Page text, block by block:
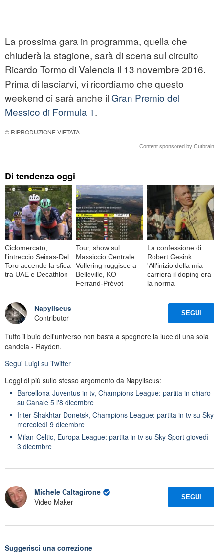
La prossima gara in programma, quella che
chiuderà la stagione, sarà di scena sul circuito
Ricardo Tormo di Valencia il 13 novembre 2016.
Prima di lasciarvi, vi ricordiamo che questo
weekend ci sarà anche il Gran Premio del
Messico di Formula 1.
© RIPRODUZIONE VIETATA
Content sponsored by Outbrain
Di tendenza oggi
Ciclomercato,
l'intreccio Seixas-Del
Toro accende la sfida
tra UAE e Decathlon
Tour, show sul
Massiccio Centrale:
Vollering ruggisce a
Belleville, KO
Ferrand-Prévot
La confessione di
Robert Gesink:
'All'inizio della mia
carriera il doping era
la norma'
Napyliscus
Contributor
SEGUI
Tutto il buio dell'universo non basta a spegnere la luce di una sola
candela - Rayden.
Segui Luigi su Twitter
Leggi di più sullo stesso argomento da Napyliscus:
Barcellona-Juventus in tv, Champions League: partita in chiaro
su Canale 5 l'8 dicembre
Inter-Shakhtar Donetsk, Champions League: partita in tv su Sky
mercoledì 9 dicembre
Milan-Celtic, Europa League: partita in tv su Sky Sport giovedì
3 dicembre
Michele Caltagirone
Video Maker
SEGUI
Suggerisci una correzione